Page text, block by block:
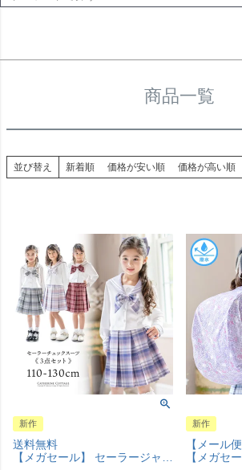
検索
商品一覧
並び替え 新着順 価格が安い順 価格が高い順
新作
送料無料
【メガセール】 セーラージャケット+チェックスカート3点セット 卒園式 入学式 セーラー襟 長袖 制服 キッズ フォーマル キャサリンコテージ TAK
新作
【メール
【メガセール目玉】撥水ランドセルカバー 猫花柄 小花柄 入学